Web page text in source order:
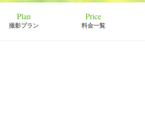
撮影プラン 料金一覧